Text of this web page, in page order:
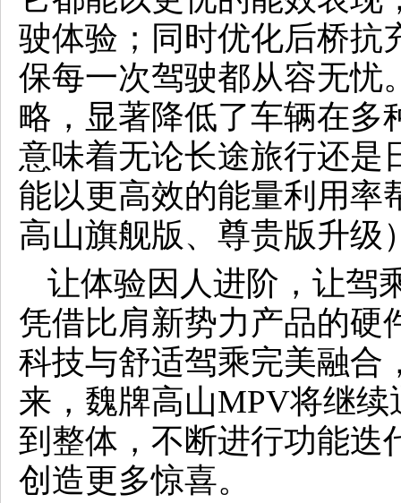
驶体验；同时优化后桥抗
保每一次驾驶都从容无忧
略，显著降低了车辆在多
意味着无论长途旅行还是
能以更高效的能量利用率
高山旗舰版、尊贵版升级
让体验因人进阶，让驾
凭借比肩新势力产品的硬
科技与舒适驾乘完美融合
来，魏牌高山MPV将继
到整体，不断进行功能迭
创造更多惊喜。